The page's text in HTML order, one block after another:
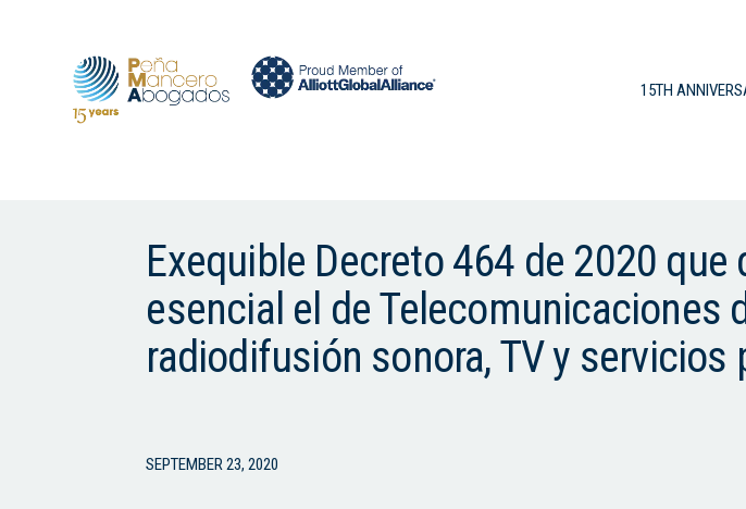
15TH
Exequible Decreto 464 de 2020
esencial el de Telecomunicaciones
radiodifusión sonora, TV y servicios
SEPTEMBER 23, 2020